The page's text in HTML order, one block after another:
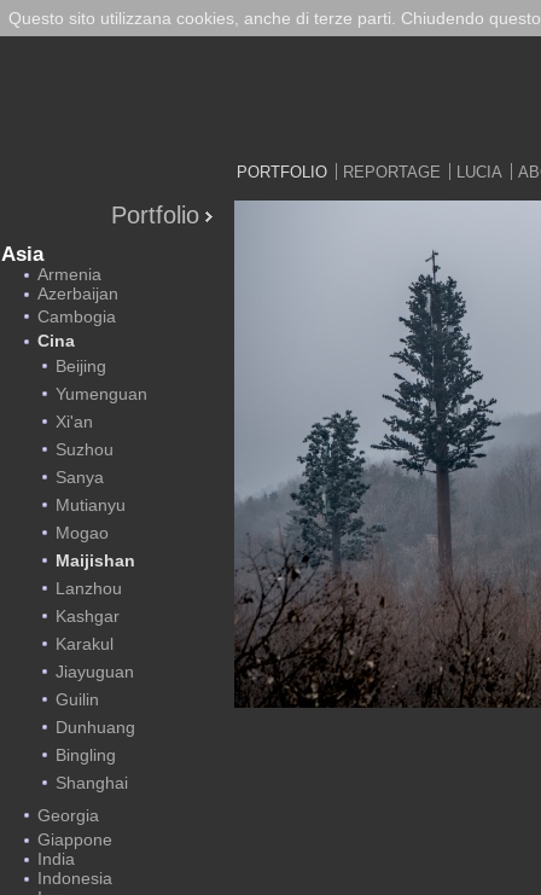
Questo sito utilizzana cookies, anche di terze parti. Chiudendo
PORTFOLIO REPORTAGE LUCIA
Portfolio
Asia
Armenia
Azerbaijan
Cambogia
Cina
Beijing
Yumenguan
Xi'an
Suzhou
Sanya
Mutianyu
Mogao
Maijishan
Lanzhou
Kashgar
Karakul
Jiayuguan
Guilin
Dunhuang
Bingling
Shanghai
Georgia
Giappone
India
Indonesia